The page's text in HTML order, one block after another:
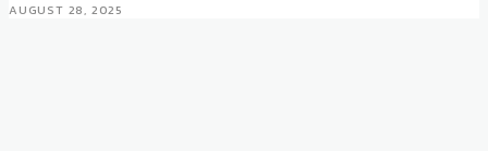
AUGUST 28, 2025